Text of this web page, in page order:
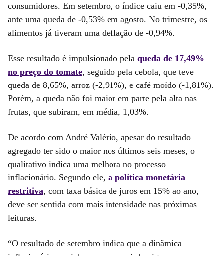
consumidores. Em setembro, o índice caiu em -0,35%,
ante uma queda de -0,53% em agosto. No trimestre, os
alimentos já tiveram uma deflação de -0,94%.
Esse resultado é impulsionado pela queda de 17,49%
no preço do tomate, seguido pela cebola, que teve
queda de 8,65%, arroz (-2,91%), e café moído (-1,81%).
Porém, a queda não foi maior em parte pela alta nas
frutas, que subiram, em média, 1,03%.
De acordo com André Valério, apesar do resultado
agregado ter sido o maior nos últimos seis meses, o
qualitativo indica uma melhora no processo
inflacionário. Segundo ele, a política monetária
restritiva, com taxa básica de juros em 15% ao ano,
deve ser sentida com mais intensidade nas próximas
leituras.
“O resultado de setembro indica que a dinâmica